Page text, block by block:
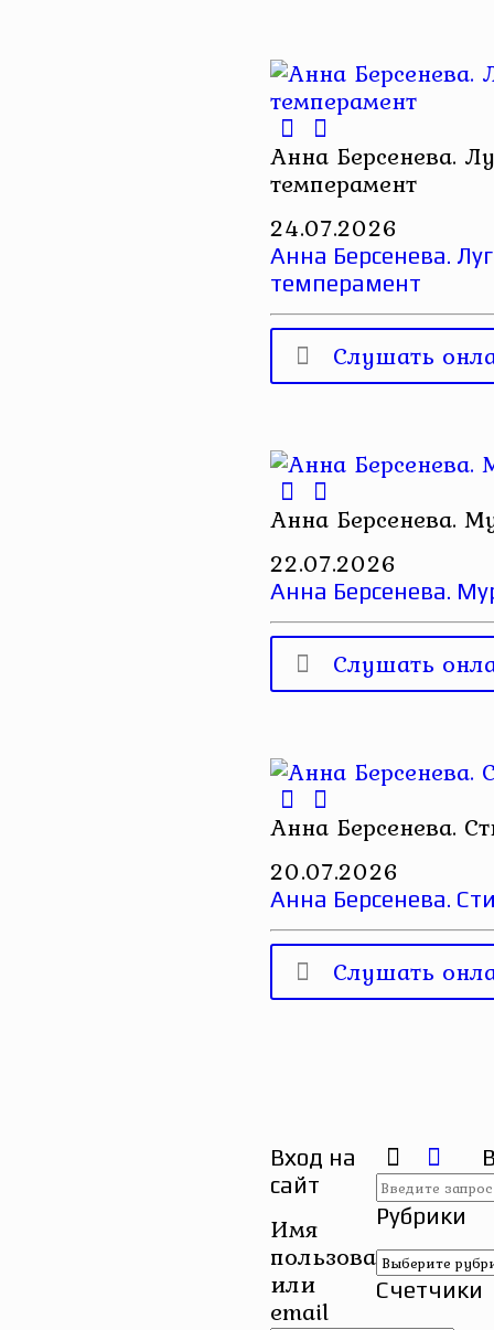
Анна Берсенева.
темперамент
24.07.2026
Анна Берсенева.
темперамент
Слушать
Анна Берсенева.
22.07.2026
Анна Берсенева.
Слушать
Анна Берсенева.
20.07.2026
Анна Берсенева.
Слушать
Вход на
сайт
Имя
пользователя
или
email
Рубрики
Рубрики
Счетчики